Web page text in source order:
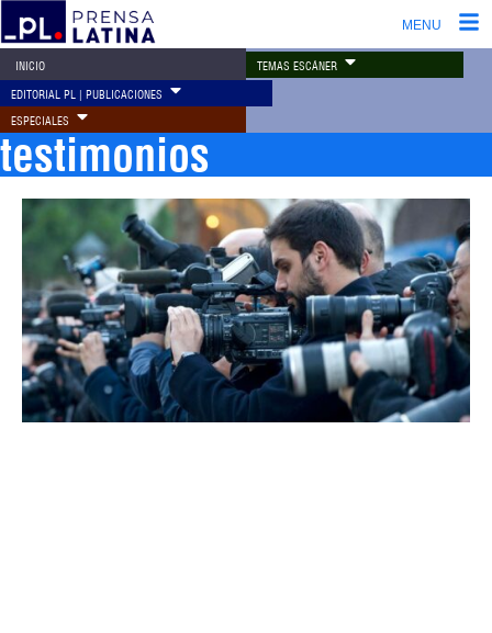
MENU
INICIO TEMAS ESCÁNER
EDITORIAL PL | PUBLICACIONES
ESPECIALES
testimonios